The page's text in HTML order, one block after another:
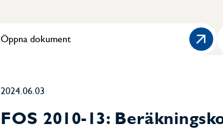
Öppna dokument
2024.06.03
FOS 2010-13: